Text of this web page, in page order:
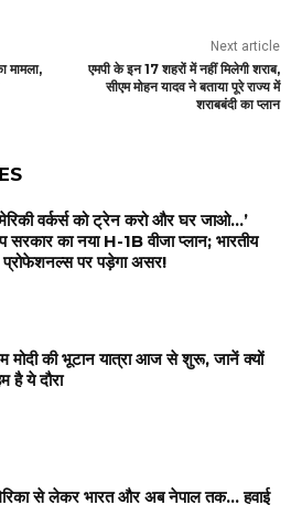
मामला,
Next article
एमपी के इन 17 शहरों में नहीं मिलेगी शराब,
सीएम मोहन यादव ने बताया पूरे राज्य में
शराबबंदी का प्लान
वर्कर्स को ट्रेन करो और घर जाओ…’
सरकार का नया H-1B वीजा प्लान; भारतीय
पर पड़ेगा असर!
मोदी की भूटान यात्रा आज से शुरू, जानें क्यों
है ये दौरा
से लेकर भारत और अब नेपाल तक… हवाई